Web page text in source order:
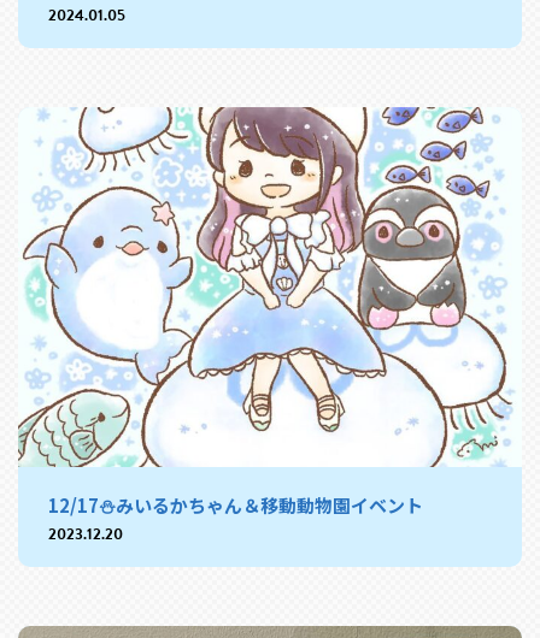
2024.01.05
12/17⛄みいるかちゃん＆移動動物園イベント
2023.12.20